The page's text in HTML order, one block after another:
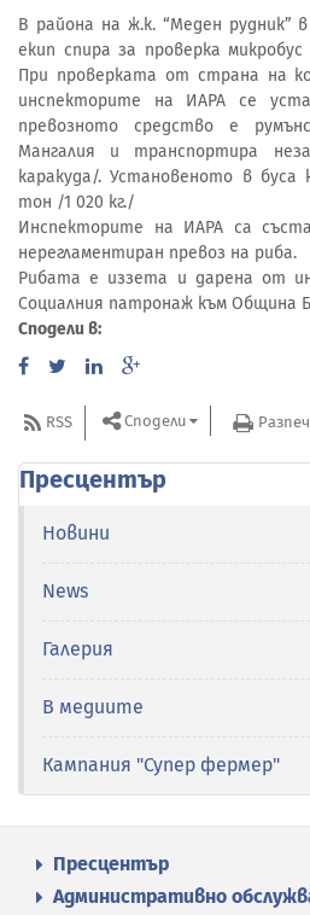
В района на ж.к. “Меден рудник”
екип спира за проверка
При проверката от страна на
инспекторите на ИАРА се
превозното средство е
Мангалия и транспортира
каракуда/. Установеното в буса
тон /1 020 кг./
Инспекторите на ИАРА са
нерегламентиран превоз на риба.
Рибата е иззета и дарена от
Социалния патронаж към Община
Сподели в:
RSS Сподели
Пресцентър
Новини
News
Галерия
В медиите
Кампания "Супер фермер"
Пресцентър
Административно